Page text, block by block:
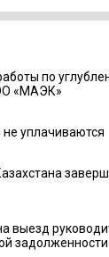
по
«МАЭК»
уплачиваются
выезд
задолженности